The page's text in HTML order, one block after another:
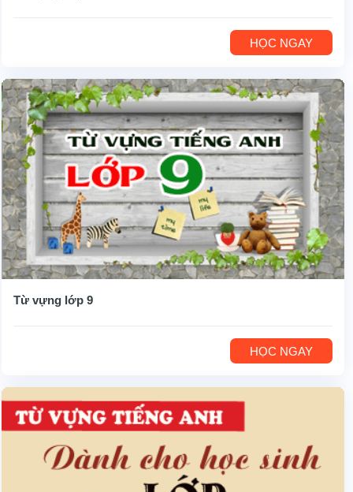
HỌC NGAY
Từ vựng lớp 9
HỌC NGAY